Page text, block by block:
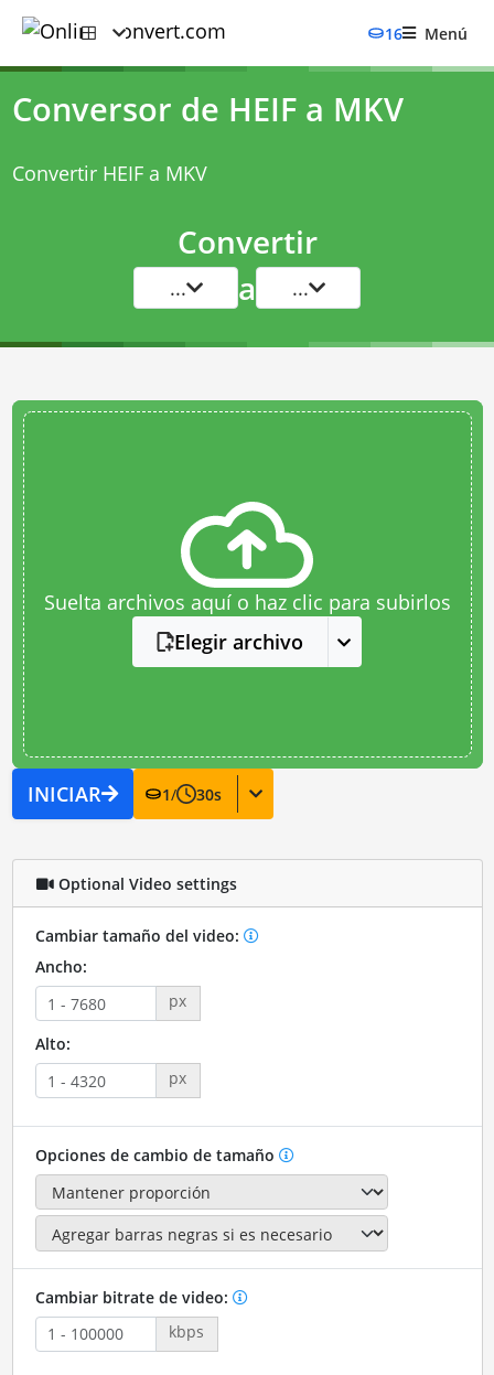
16 Menú
Conversor de HEIF a MKV
Convertir HEIF a MKV
Convertir
... a ...
Suelta archivos aquí o haz clic para subirlos
Elegir archivo
INICIAR 1/ 30s
Optional Video settings
Cambiar tamaño del video:
Ancho:
px
Alto:
px
Opciones de cambio de tamaño
Cambiar bitrate de video:
kbps